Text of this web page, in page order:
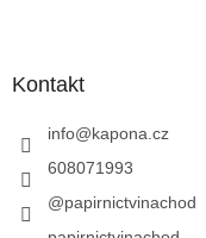
Kontakt
info@kapona.cz
608071993
@papirnictvinachod